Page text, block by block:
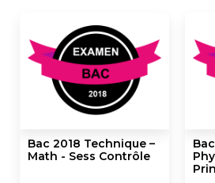
Bac 2018 Technique –
Math - Sess Contrôle